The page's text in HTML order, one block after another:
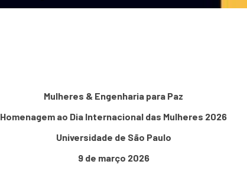
Mulheres & Engenharia para Paz
Homenagem ao Dia Internacional das Mulheres 2026
Universidade de São Paulo
9 de março 2026